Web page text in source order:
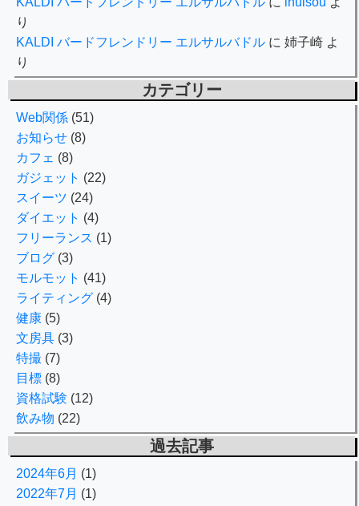
り
KALDI バードフレンドリー エルサルバドル に 姉子崎 よ
り
カテゴリー
Web関係 (51)
お知らせ (8)
カフェ (8)
ガジェット (22)
スイーツ (24)
ダイエット (4)
フリーランス (1)
ブログ (3)
モルモット (41)
ライティング (4)
健康 (5)
文房具 (3)
特撮 (7)
目標 (8)
資格試験 (12)
飲み物 (22)
過去記事
2024年6月 (1)
2022年7月 (1)